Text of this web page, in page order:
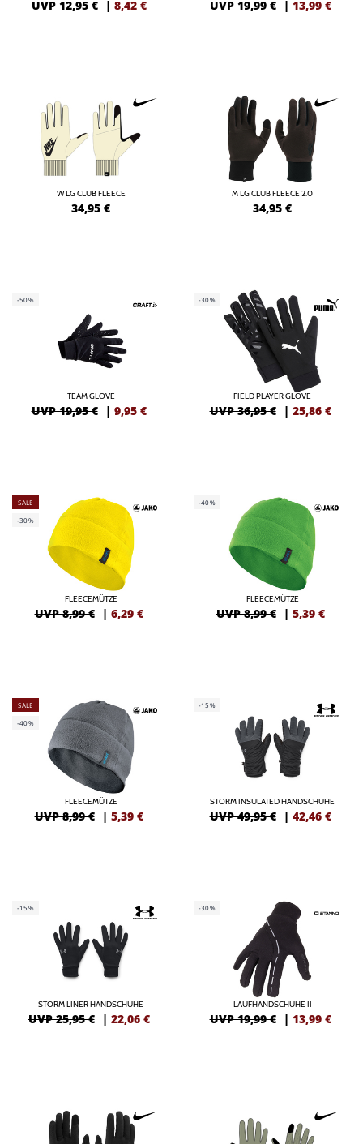
UVP 12,95 € | 8,42 € UVP 19,99 € | 13,99 €
W LG CLUB FLEECE
34,95 €
M LG CLUB FLEECE 2.0
34,95 €
-50%
TEAM GLOVE
UVP 19,95 € | 9,95 €
-30%
FIELD PLAYER GLOVE
UVP 36,95 € | 25,86 €
SALE
-30%
FLEECEMÜTZE
UVP 8,99 € | 6,29 €
-40%
FLEECEMÜTZE
UVP 8,99 € | 5,39 €
SALE
-40%
FLEECEMÜTZE
UVP 8,99 € | 5,39 €
-15%
STORM INSULATED HANDSCHUHE
UVP 49,95 € | 42,46 €
-15%
STORM LINER HANDSCHUHE
UVP 25,95 € | 22,06 €
-30%
LAUFHANDSCHUHE II
UVP 19,99 € | 13,99 €